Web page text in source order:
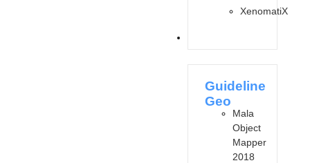
XenomatiX
Guideline
Geo
Mala
Object
Mapper
2018